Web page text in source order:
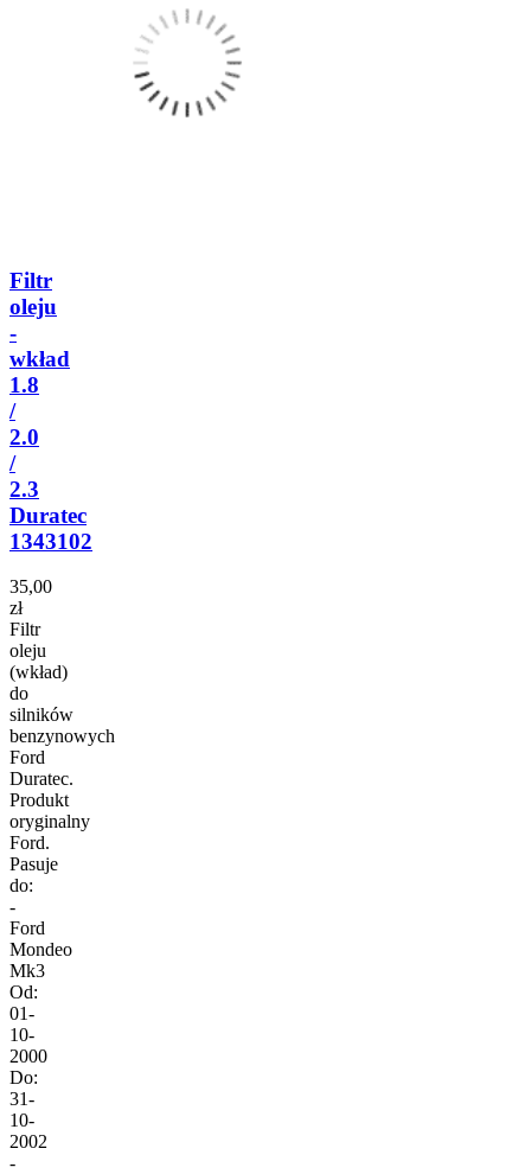
Filtr
oleju
-
wkład
1.8
/
2.0
/
2.3
Duratec
1343102
35,00
zł
Filtr
oleju
(wkład)
do
silników
benzynowych
Ford
Duratec.
Produkt
oryginalny
Ford.
Pasuje
do:
-
Ford
Mondeo
Mk3
Od:
01-
10-
2000
Do:
31-
10-
2002
-